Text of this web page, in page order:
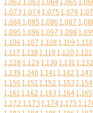
1,0731,0741,0751,076
1,0841,0851,0861,087
1,0951,0961,0971,098
1,1061,1071,1081,1091,110
1,1171,1181,1191,1201,121
1,1281,1291,1301,1311,132
1,1391,1401,1411,1421,143
1,1501,1511,1521,1531,154
1,1611,1621,1631,1641,165
1,1721,1731,1741,175